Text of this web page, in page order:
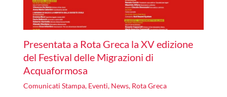
Presentata a Rota Greca la XV edizione
del Festival delle Migrazioni di
Acquaformosa
Comunicati Stampa, Eventi, News, Rota Greca